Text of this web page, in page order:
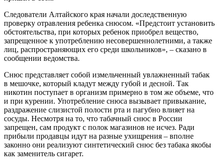
Следователи Алтайского края начали доследственную
проверку отравления ребенка снюсом. «Предстоит установить
обстоятельства, при которых ребенок приобрел вещество,
запрещенное к употреблению несовершеннолетними, а также
лиц, распространяющих его среди школьников», – сказано в
сообщении ведомства.
Снюс представляет собой измельченный увлажненный табак
в мешочке, который кладут между губой и десной. Так
никотин поступает в организм примерно в том же объеме, что
и при курении. Употребление снюса вызывает привыкание,
раздражение слизистой полости рта и пагубно влияет на
сосуды. Несмотря на то, что табачный снюс в России
запрещен, сам продукт с полок магазинов не исчез. Ради
прибыли продавцы идут на разные ухищрения – вполне
законно они реализуют синтетический снюс без табака якобы
как заменитель сигарет.